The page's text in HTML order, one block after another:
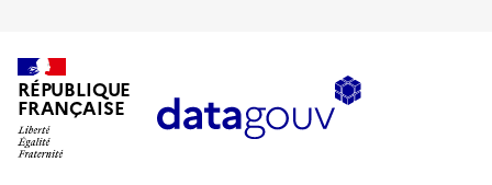
RÉPUBLIQUE
FRANÇAISE